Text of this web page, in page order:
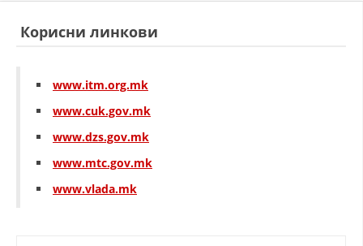
ИСТОРИЈАТ НА ЦКРМ
Корисни линкови
www.itm.org.mk
www.cuk.gov.mk
www.dzs.gov.mk
www.mtc.gov.mk
www.vlada.mk